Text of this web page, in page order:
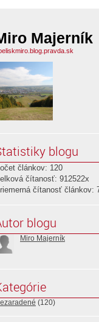
Majerník
blogu
článkov: 120
čítanosť: 912522x
čítanosť článkov:
blogu
Miro Majerník
(120)